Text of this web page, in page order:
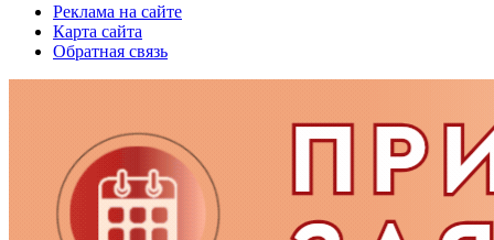
Реклама на сайте
Карта сайта
Обратная связь